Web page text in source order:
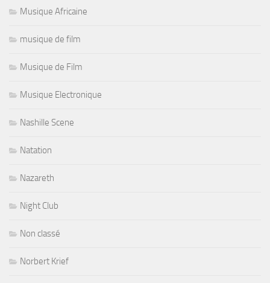
Musique Africaine
musique de film
Musique de Film
Musique Electronique
Nashille Scene
Natation
Nazareth
Night Club
Non classé
Norbert Krief